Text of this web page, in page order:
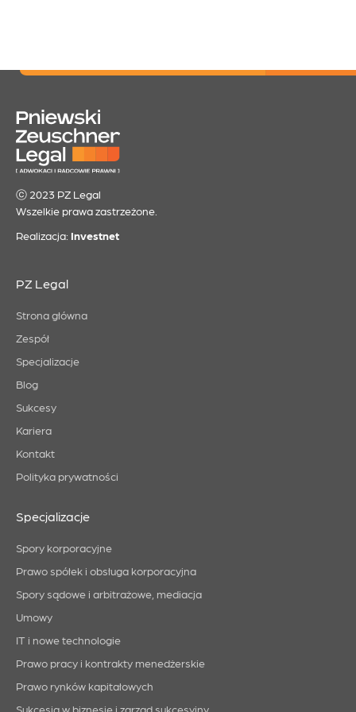
ⓒ 2023 PZ Legal
Wszelkie prawa zastrzeżone.
Realizacja: Investnet
PZ Legal
Strona główna
Zespół
Specjalizacje
Blog
Sukcesy
Kariera
Kontakt
Polityka prywatności
Specjalizacje
Spory korporacyjne
Prawo spółek i obsługa korporacyjna
Spory sądowe i arbitrażowe, mediacja
Umowy
IT i nowe technologie
Prawo pracy i kontrakty menedżerskie
Prawo rynków kapitałowych
Sukcesja w biznesie i zarząd sukcesyjny